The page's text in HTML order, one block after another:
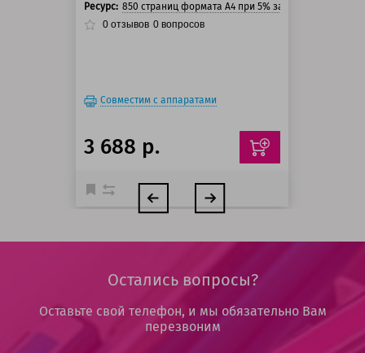
Ресурс: 850 страниц формата А4 при 5% заполнении
0 отзывов 0 вопросов
Совместим с аппаратами
3 688 р.
Остались вопросы?
Оставьте свой телефон, и мы обязательно Вам
перезвоним